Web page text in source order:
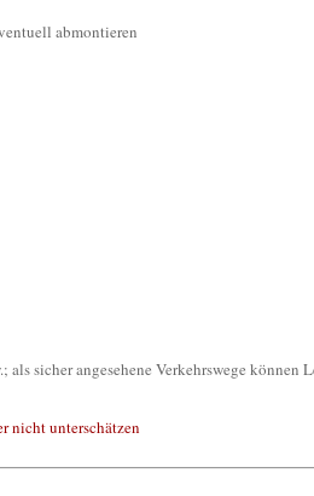
abmontieren
sicher angesehene Verkehrswege können
nicht unterschätzen